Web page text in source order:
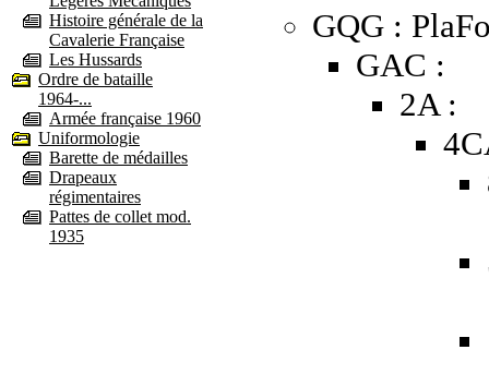
Histoire générale de la
Cavalerie Française
Les Hussards
Ordre de bataille
1964-...
Armée française 1960
Uniformologie
Barette de médailles
Drapeaux
régimentaires
Pattes de collet mod.
1935
GQG :
GAC :
2A :